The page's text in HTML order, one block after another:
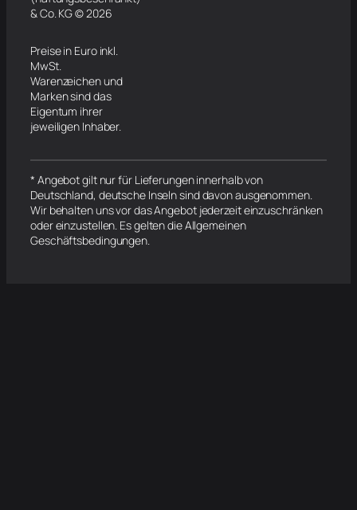
& Co. KG © 2026
Preise in Euro inkl.
MwSt.
Warenzeichen und
Marken sind das
Eigentum ihrer
jeweiligen Inhaber.
* Angebot gilt nur für Lieferungen innerhalb von
Deutschland, deutsche Inseln sind davon ausgenommen.
Wir behalten uns vor das Angebot jederzeit einzuschränken
oder einzustellen. Es gelten die Allgemeinen
Geschäftsbedingungen.